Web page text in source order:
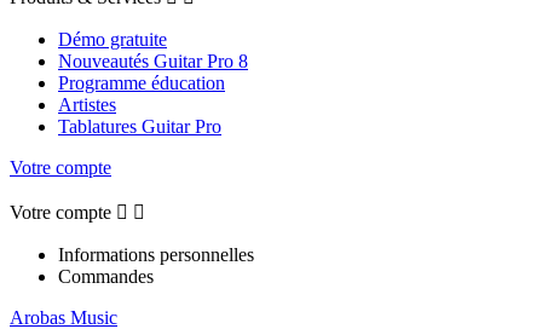
Démo gratuite
Nouveautés Guitar Pro 8
Programme éducation
Artistes
Tablatures Guitar Pro
Votre compte
Votre compte  
Informations personnelles
Commandes
Arobas Music